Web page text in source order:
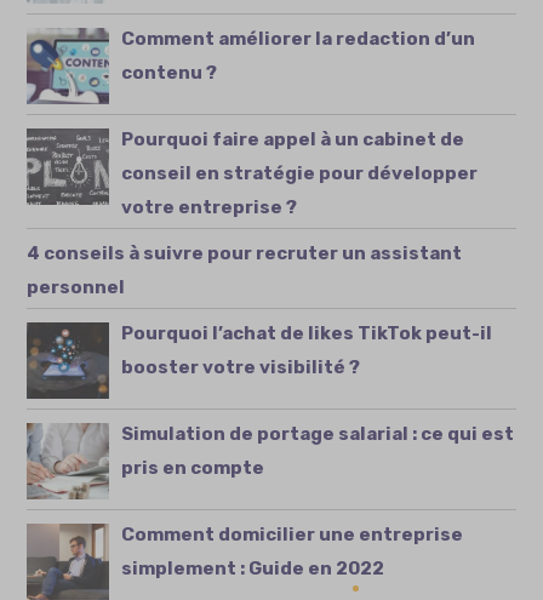
Comment améliorer la redaction d’un
contenu ?
Pourquoi faire appel à un cabinet de
conseil en stratégie pour développer
votre entreprise ?
4 conseils à suivre pour recruter un assistant
personnel
Pourquoi l’achat de likes TikTok peut-il
booster votre visibilité ?
Simulation de portage salarial : ce qui est
pris en compte
Comment domicilier une entreprise
simplement : Guide en 2022